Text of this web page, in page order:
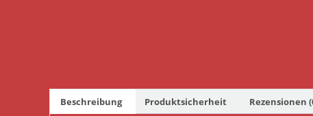
Beschreibung Produktsicherheit Rezensionen